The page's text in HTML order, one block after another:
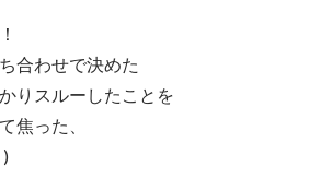
合わせで決めた
りスルーしたことを
焦った、